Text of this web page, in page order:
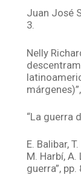
Juan José
3.
Nelly
“La guerra
E. Balibar,
M. Harbí, A.
guerra”, pp.